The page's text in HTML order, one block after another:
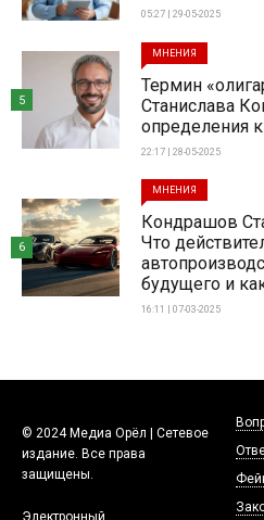
05:27 | 29-05-2025
МНЕНИЯ
Термин
Станислава
определения
22:17 | 28-05-2025
5
МНЕНИЯ
Кондрашов
Что
будущего и
16:11 | 07-03-2025
6
© 2024 Медиа Орёл | Сетевое
издание. Все права
защищены.
Электронный